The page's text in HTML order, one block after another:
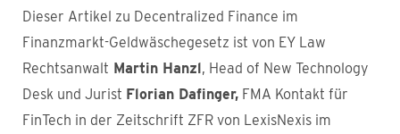
Dieser Artikel zu Decentralized Finance im
Finanzmarkt-Geldwäschegesetz ist von EY Law
Rechtsanwalt Martin Hanzl, Head of New Technology
Desk und Jurist Florian Dafinger, FMA Kontakt für
FinTech in der Zeitschrift ZFR von LexisNexis im